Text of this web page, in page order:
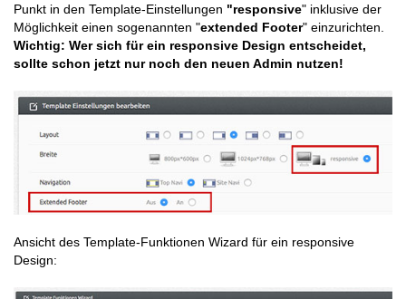
Punkt in den Template-Einstellungen "responsive" inklusive der
Möglichkeit einen sogenannten "extended Footer" einzurichten.
Wichtig: Wer sich für ein responsive Design entscheidet,
sollte schon jetzt nur noch den neuen Admin nutzen!
Ansicht des Template-Funktionen Wizard für ein responsive
Design: